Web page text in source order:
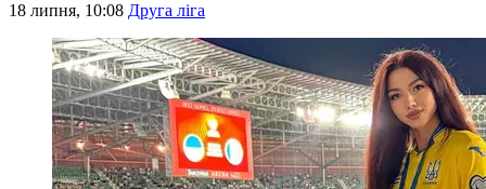
18 липня, 10:08 Друга ліга